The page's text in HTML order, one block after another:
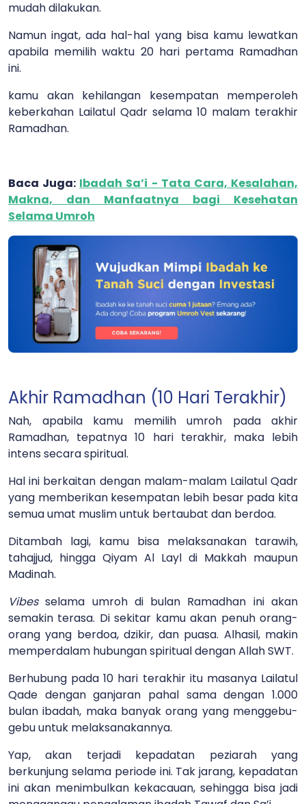
mudah dilakukan.
Namun ingat, ada hal-hal yang bisa kamu lewatkan
apabila memilih waktu 20 hari pertama Ramadhan
ini.
kamu akan kehilangan kesempatan memperoleh
keberkahan Lailatul Qadr selama 10 malam terakhir
Ramadhan.
Baca Juga: Ibadah Sa’i - Tata Cara, Kesalahan,
Makna, dan Manfaatnya bagi Kesehatan
Selama Umroh
Akhir Ramadhan (10 Hari Terakhir)
Nah, apabila kamu memilih umroh pada akhir
Ramadhan, tepatnya 10 hari terakhir, maka lebih
intens secara spiritual.
Hal ini berkaitan dengan malam-malam Lailatul Qadr
yang memberikan kesempatan lebih besar pada kita
semua umat muslim untuk bertaubat dan berdoa.
Ditambah lagi, kamu bisa melaksanakan tarawih,
tahajjud, hingga Qiyam Al Layl di Makkah maupun
Madinah.
Vibesselama umroh di bulan Ramadhan ini akan
semakin terasa. Di sekitar kamu akan penuh orang-
orang yang berdoa, dzikir, dan puasa. Alhasil, makin
memperdalam hubungan spiritual dengan Allah SWT.
Berhubung pada 10 hari terakhir itu masanya Lailatul
Qade dengan ganjaran pahal sama dengan 1.000
bulan ibadah, maka banyak orang yang menggebu-
gebu untuk melaksanakannya.
Yap, akan terjadi kepadatan peziarah yang
berkunjung selama periode ini. Tak jarang, kepadatan
ini akan menimbulkan kekacauan, sehingga bisa jadi